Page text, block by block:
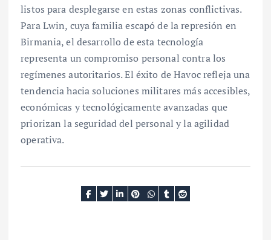
listos para desplegarse en estas zonas conflictivas.
Para Lwin, cuya familia escapó de la represión en
Birmania, el desarrollo de esta tecnología
representa un compromiso personal contra los
regímenes autoritarios. El éxito de Havoc refleja una
tendencia hacia soluciones militares más accesibles,
económicas y tecnológicamente avanzadas que
priorizan la seguridad del personal y la agilidad
operativa.